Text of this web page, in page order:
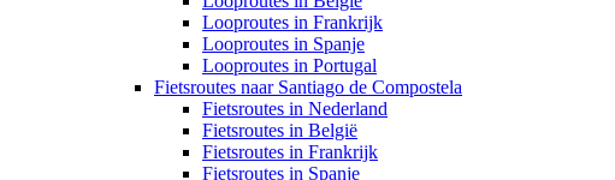
Looproutes in Frankrijk
Looproutes in Spanje
Looproutes in Portugal
Fietsroutes naar Santiago de Compostela
Fietsroutes in Nederland
Fietsroutes in België
Fietsroutes in Frankrijk
Fietsroutes in Spanje